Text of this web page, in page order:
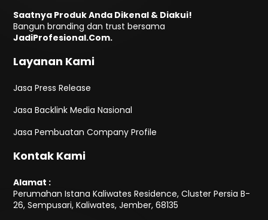
Saatnya Produk Anda Dikenal & Diakui!
Bangun branding dan trust bersama
JadiProfesional.Com.
Layanan Kami
Jasa Press Release
Jasa Backlink Media Nasional
Jasa Pembuatan Company Profile
Kontak Kami
Alamat :
Perumahan Istana Kaliwates Residence, Cluster Persia B-
26, Sempusari, Kaliwates, Jember, 68135